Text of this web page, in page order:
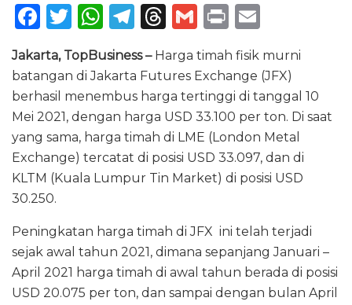
F
c
e
b
o
o
k
T
w
it
te
r
W
h
a
ts
A
p
p
T
e
g
ra
m
T
re
a
d
s
G
m
ai
l
P
n
t
ai
l
Jakarta, TopBusiness –Harga timah fisik murni
batangan di Jakarta Futures Exchange (JFX)
berhasil menembus harga tertinggi di tanggal 10
Mei 2021, dengan harga USD 33.100 per ton. Di saat
yang sama, harga timah di LME (London Metal
Exchange) tercatat di posisi USD 33.097, dan di
KLTM (Kuala Lumpur Tin Market) di posisi USD
30.250.
Peningkatan harga timah di JFX ini telah terjadi
sejak awal tahun 2021, dimana sepanjang Januari –
April 2021 harga timah di awal tahun berada di posisi
USD 20.075 per ton, dan sampai dengan bulan April